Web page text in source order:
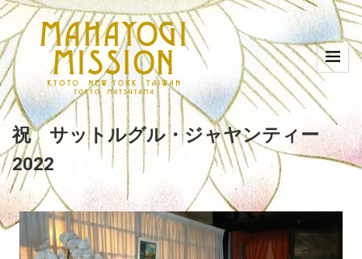
祝 サットルグル・ジャヤンティー
2022